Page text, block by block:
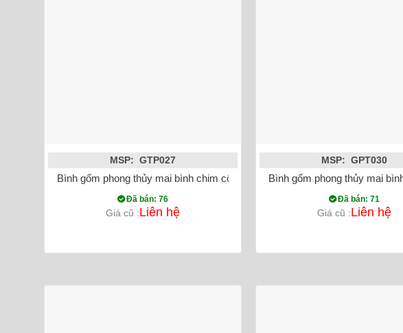
MSP: GTP027
Bình gốm phong thủy mai bình chim công vẽ vàng màu vàng
Đã bán: 76
Giá cũ :Liên hệ
MSP: GPT030
Bình gốm phong thủy mai
Đã bán: 71
Giá cũ :Liên hệ